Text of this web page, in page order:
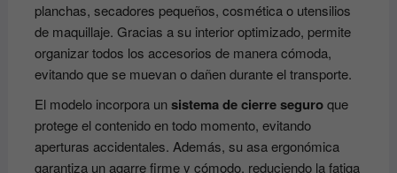
planchas, secadores pequeños, cosmética o utensilios
de maquillaje. Gracias a su interior optimizado, permite
organizar todos los accesorios de manera cómoda,
evitando que se muevan o dañen durante el transporte.
El modelo incorpora unsistema de cierre seguroque
protege el contenido en todo momento, evitando
aperturas accidentales. Además, su asa ergonómica
garantiza un agarre firme y cómodo, reduciendo la fatiga